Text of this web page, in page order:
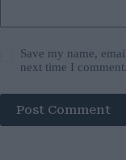
Save my name,
next time I comment.
Post Comment